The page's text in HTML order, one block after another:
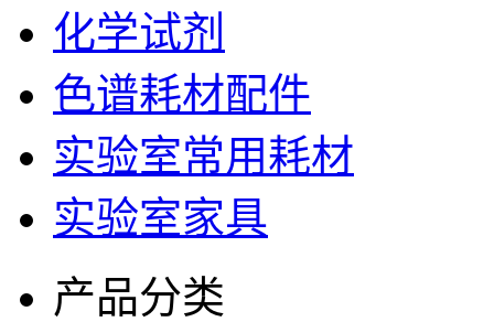
化学试剂
色谱耗材配件
实验室常用耗材
实验室家具
产品分类